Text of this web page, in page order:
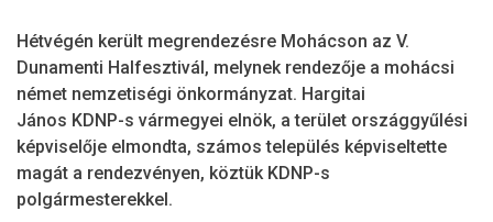
Hétvégén került megrendezésre Mohácson az V.
Dunamenti Halfesztivál, melynek rendezője a mohácsi
német nemzetiségi önkormányzat. Hargitai
János KDNP-s vármegyei elnök, a terület országgyűlési
képviselője elmondta, számos település képviseltette
magát a rendezvényen, köztük KDNP-s
polgármesterekkel.